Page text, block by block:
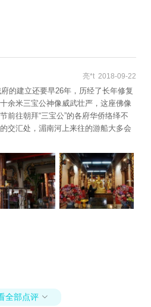
亮*t 2018-09-22
的建立还要早26年，历经了长年修复
余米三宝公神像威武壮严，这座佛像
前往朝拜“三宝公”的各府华侨络绎不
交汇处，湄南河上来往的游船大多会
全部点评 